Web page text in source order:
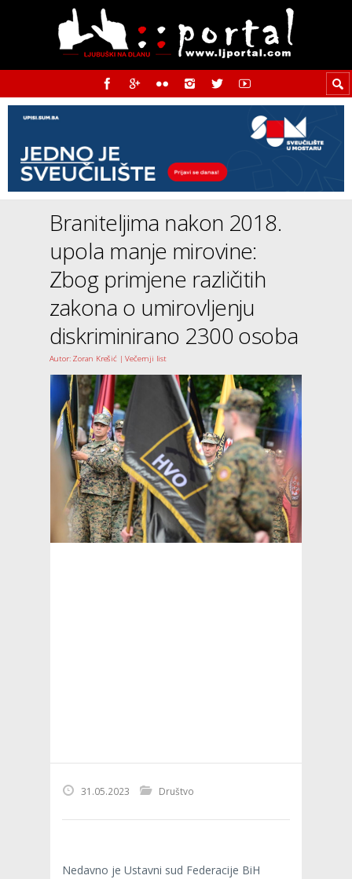
Braniteljima nakon 2018.
upola manje mirovine:
Zbog primjene različitih
zakona o umirovljenju
diskriminirano 2300 osoba
Autor: Zoran Krešić | Večernji list
31.05.2023 Društvo
Nedavno je Ustavni sud Federacije BiH